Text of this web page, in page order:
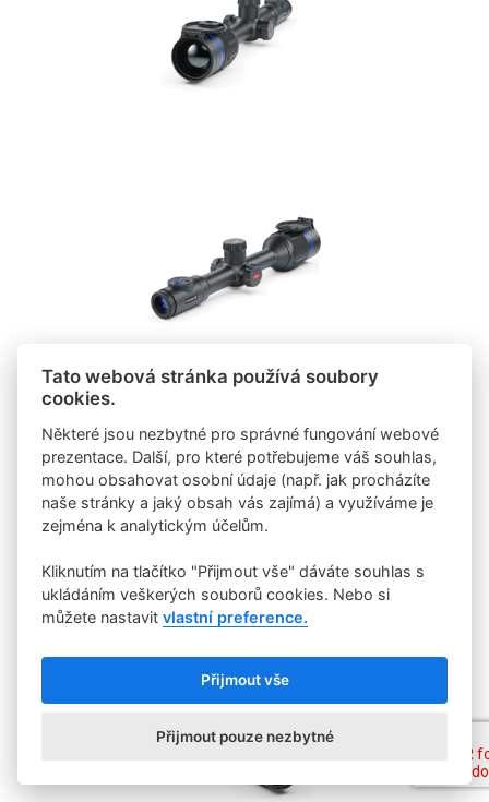
Tato webová stránka používá soubory
cookies.
Některé jsou nezbytné pro správné fungování webové
prezentace. Další, pro které potřebujeme váš souhlas,
mohou obsahovat osobní údaje (např. jak procházíte
naše stránky a jaký obsah vás zajímá) a využíváme je
zejména k analytickým účelům.
Kliknutím na tlačítko "Přijmout vše" dáváte souhlas s
ukládáním veškerých souborů cookies. Nebo si
můžete nastavitvlastní preference.
Přijmout vše
Přijmout pouze nezbytné